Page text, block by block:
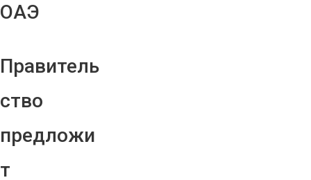
ОАЭ
Правитель
ство
предложи
т